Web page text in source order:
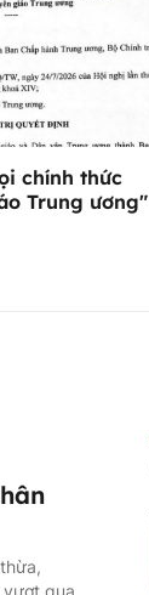
chính thức
Trung ương"
vượt qua